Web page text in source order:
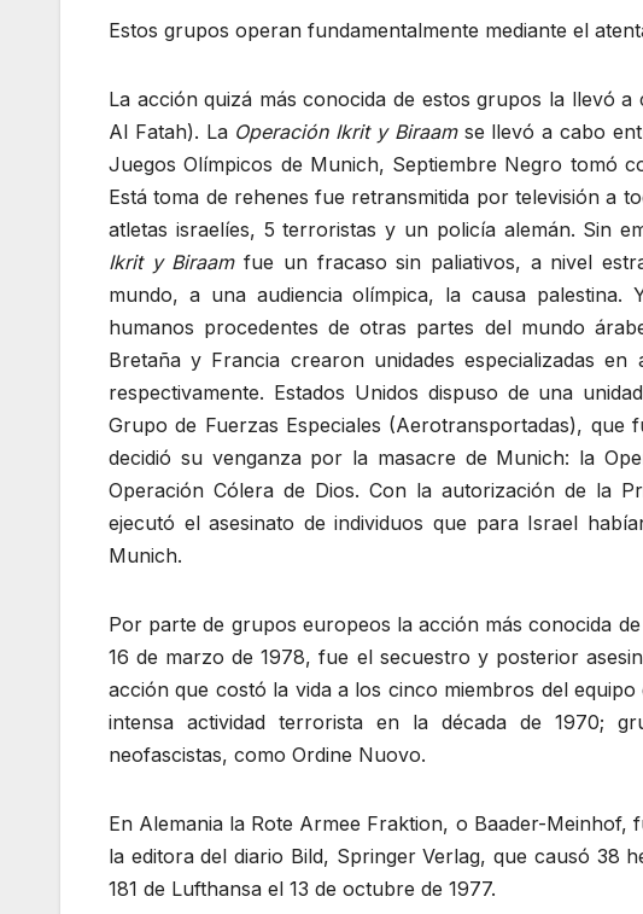
Estos grupos operan fundamentalmente mediante el
La acción quizá más conocida de estos grupos la llevó
Al Fatah). La Operación Ikrit y Biraamse llevó a cabo
Juegos Olímpicos de Munich, Septiembre Negro tomó
Está toma de rehenes fue retransmitida por televisión a
atletas israelíes, 5 terroristas y un policía alemán. Sin
Ikrit y Biraamfue un fracaso sin paliativos, a nivel
mundo, a una audiencia olímpica, la causa
humanos procedentes de otras partes del mundo
Bretaña y Francia crearon unidades especializadas
respectivamente. Estados Unidos dispuso de una
Grupo de Fuerzas Especiales (Aerotransportadas), que
decidió su venganza por la masacre de Munich: la
Operación Cólera de Dios. Con la autorización de la
ejecutó el asesinato de individuos que para Israel
Munich.
Por parte de grupos europeos la acción más conocida
16 de marzo de 1978, fue el secuestro y posterior
acción que costó la vida a los cinco miembros del
intensa actividad terrorista en la década de 1970;
neofascistas, como Ordine Nuovo.
En Alemania la Rote Armee Fraktion, o Baader-Meinhof,
la editora del diario Bild, Springer Verlag, que causó 38
181 de Lufthansa el 13 de octubre de 1977.